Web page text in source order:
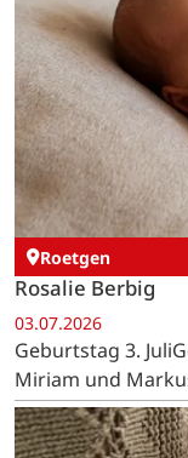
Roetgen
Rosalie Berbig
03.07.2026
Geburtstag 3.
Miriam und